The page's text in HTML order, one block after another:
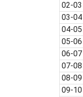
02-03
03-04
04-05
05-06
06-07
07-08
08-09
09-10